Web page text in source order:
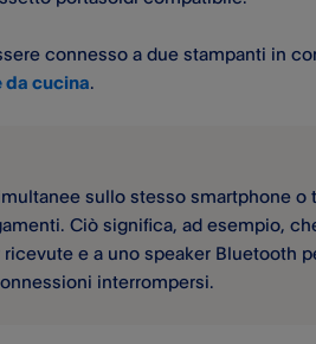
connesso a due stampanti in
da cucina.
sullo stesso smartphone
Ciò significa, ad esempio,
ricevute e a uno speaker
interrompersi.